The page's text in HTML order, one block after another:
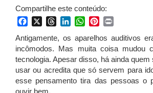
Compartilhe este conteúdo:
FacebookThreadsLinkedInWhatsApp
Pinterest
Antigamente, os aparelhos auditivos
incômodos. Mas muita coisa mudou
tecnologia. Apesar disso, há ainda quem
usar ou acredita que só servem para
esse pensamento tira das pessoas o
ouvir bem.